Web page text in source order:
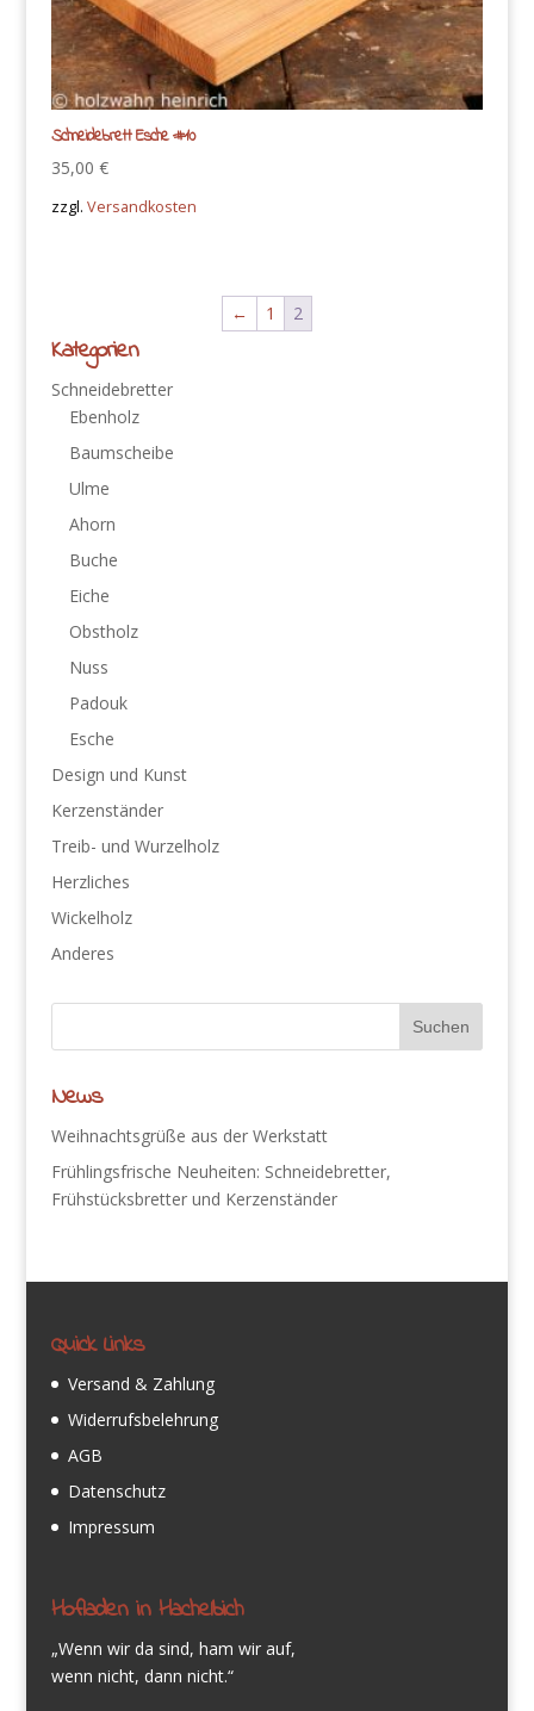
Schneidebrett Esche #10
35,00 €
zzgl. Versandkosten
← 1 2
Kategorien
Schneidebretter
Ebenholz
Baumscheibe
Ulme
Ahorn
Buche
Eiche
Obstholz
Nuss
Padouk
Esche
Design und Kunst
Kerzenständer
Treib- und Wurzelholz
Herzliches
Wickelholz
Anderes
News
Weihnachtsgrüße aus der Werkstatt
Frühlingsfrische Neuheiten: Schneidebretter,
Frühstücksbretter und Kerzenständer
Quick Links
Versand & Zahlung
Widerrufsbelehrung
AGB
Datenschutz
Impressum
Hofladen in Hachelbich
„Wenn wir da sind, ham wir auf,
wenn nicht, dann nicht.“